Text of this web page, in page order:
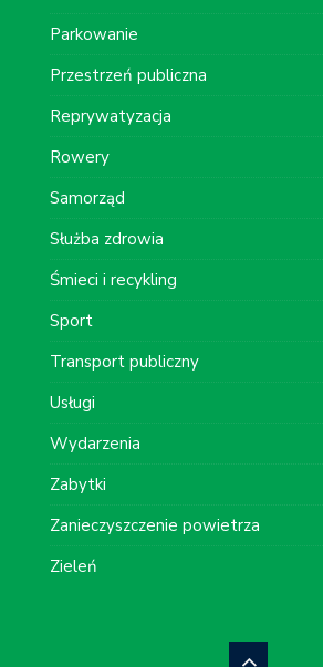
Parkowanie
Przestrzeń publiczna
Reprywatyzacja
Rowery
Samorząd
Służba zdrowia
Śmieci i recykling
Sport
Transport publiczny
Usługi
Wydarzenia
Zabytki
Zanieczyszczenie powietrza
Zieleń